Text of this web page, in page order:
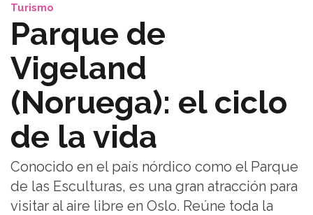
Turismo
Parque de
Vigeland
(Noruega): el ciclo
de la vida
Conocido en el país nórdico como el Parque
de las Esculturas, es una gran atracción para
visitar al aire libre en Oslo. Reúne toda la